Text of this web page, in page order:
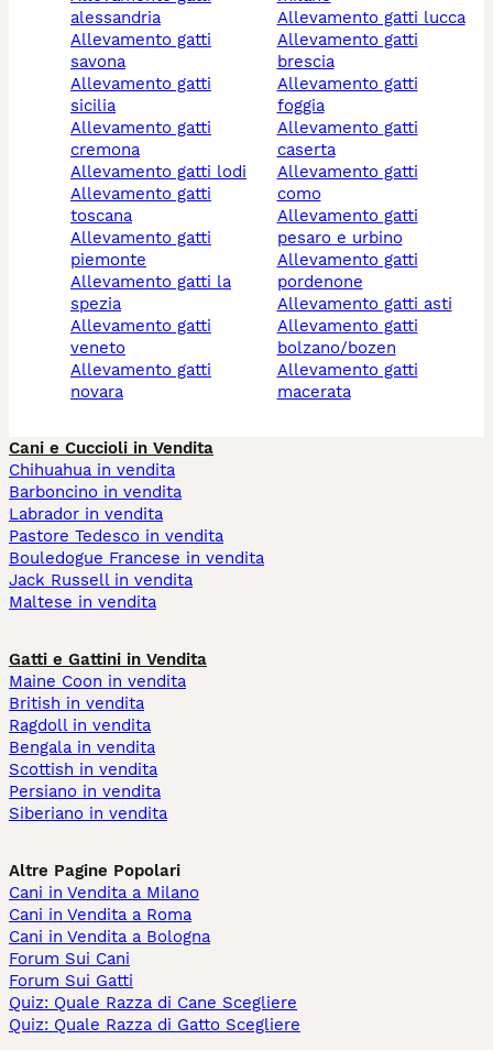
alessandria
allevamento gatti
savona
allevamento gatti
sicilia
allevamento gatti
cremona
allevamento gatti lodi
allevamento gatti
toscana
allevamento gatti
piemonte
allevamento gatti la
spezia
allevamento gatti
veneto
allevamento gatti
novara
allevamento gatti lucca
allevamento gatti
brescia
allevamento gatti
foggia
allevamento gatti
caserta
allevamento gatti
como
allevamento gatti
pesaro e urbino
allevamento gatti
pordenone
allevamento gatti asti
allevamento gatti
bolzano/bozen
allevamento gatti
macerata
Cani e Cuccioli in Vendita
Chihuahua in vendita
Barboncino in vendita
Labrador in vendita
Pastore Tedesco in vendita
Bouledogue Francese in vendita
Jack Russell in vendita
Maltese in vendita
Gatti e Gattini in Vendita
Maine Coon in vendita
British in vendita
Ragdoll in vendita
Bengala in vendita
Scottish in vendita
Persiano in vendita
Siberiano in vendita
Altre Pagine Popolari
Cani in Vendita a Milano
Cani in Vendita a Roma
Cani in Vendita a Bologna
Forum Sui Cani
Forum Sui Gatti
Quiz: Quale Razza di Cane Scegliere
Quiz: Quale Razza di Gatto Scegliere